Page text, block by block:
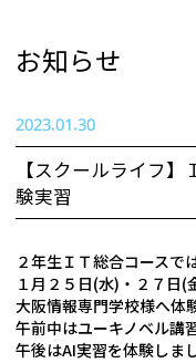
お知らせ
2023.01.30
【スクールライフ
験実習
２年生ＩＴ総合コースでは
１月２５日(水)・２７日(
大阪情報専門学校様へ体
午前中はユーキノベル講習
午後はAI実習を体験しまし